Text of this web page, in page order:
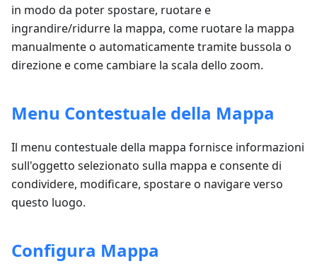
in modo da poter spostare, ruotare e
ingrandire/ridurre la mappa, come ruotare la mappa
manualmente o automaticamente tramite bussola o
direzione e come cambiare la scala dello zoom.
Menu Contestuale della Mappa
Il menu contestuale della mappa fornisce informazioni
sull'oggetto selezionato sulla mappa e consente di
condividere, modificare, spostare o navigare verso
questo luogo.
Configura Mappa